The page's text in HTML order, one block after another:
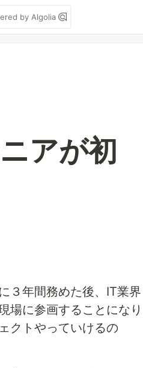
by Algolia
アが初
３年間務めた後、IT業界
場に参画することになり
クトやっていけるの